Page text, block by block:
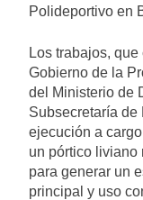
Polideportivo en
Los trabajos,
Gobierno de la
del Ministerio de
Subsecretaría de
ejecución a
un pórtico liviano
para generar un
principal y uso